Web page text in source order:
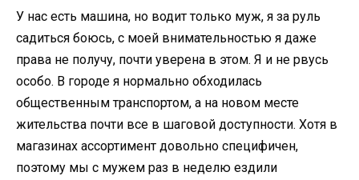
У нас есть машина, но водит только муж, я за руль
садиться боюсь, с моей внимательностью я даже
права не получу, почти уверена в этом. Я и не рвусь
особо. В городе я нормально обходилась
общественным транспортом, а на новом месте
жительства почти все в шаговой доступности. Хотя в
магазинах ассортимент довольно специфичен,
поэтому мы с мужем раз в неделю ездили